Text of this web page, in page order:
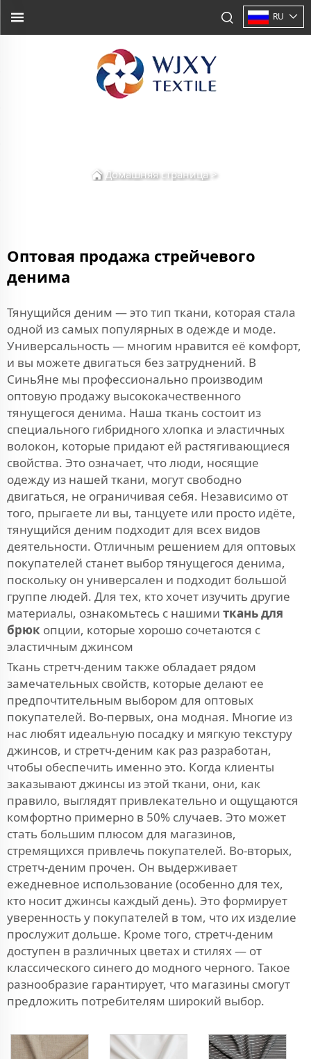
RU
Домашняя страница>
Оптовая продажа стрейчевого
денима
Тянущийся деним — это тип ткани, которая стала
одной из самых популярных в одежде и моде.
Универсальность — многим нравится её комфорт,
и вы можете двигаться без затруднений. В
СиньЯне мы профессионально производим
оптовую продажу высококачественного
тянущегося денима. Наша ткань состоит из
специального гибридного хлопка и эластичных
волокон, которые придают ей растягивающиеся
свойства. Это означает, что люди, носящие
одежду из нашей ткани, могут свободно
двигаться, не ограничивая себя. Независимо от
того, прыгаете ли вы, танцуете или просто идёте,
тянущийся деним подходит для всех видов
деятельности. Отличным решением для оптовых
покупателей станет выбор тянущегося денима,
поскольку он универсален и подходит большой
группе людей. Для тех, кто хочет изучить другие
материалы, ознакомьтесь с нашими ткань для
брюк опции, которые хорошо сочетаются с
эластичным джинсом
Ткань стретч-деним также обладает рядом
замечательных свойств, которые делают ее
предпочтительным выбором для оптовых
покупателей. Во-первых, она модная. Многие из
нас любят идеальную посадку и мягкую текстуру
джинсов, и стретч-деним как раз разработан,
чтобы обеспечить именно это. Когда клиенты
заказывают джинсы из этой ткани, они, как
правило, выглядят привлекательно и ощущаются
комфортно примерно в 50% случаев. Это может
стать большим плюсом для магазинов,
стремящихся привлечь покупателей. Во-вторых,
стретч-деним прочен. Он выдерживает
ежедневное использование (особенно для тех,
кто носит джинсы каждый день). Это формирует
уверенность у покупателей в том, что их изделие
прослужит дольше. Кроме того, стретч-деним
доступен в различных цветах и стилях — от
классического синего до модного черного. Такое
разнообразие гарантирует, что магазины смогут
предложить потребителям широкий выбор.